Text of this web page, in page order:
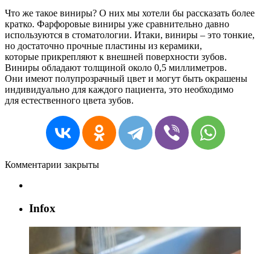
Что же такое виниры? О них мы хотели бы рассказать более
кратко. Фарфоровые виниры уже сравнительно давно
используются в стоматологии. Итаки, виниры – это тонкие,
но достаточно прочные пластины из керамики,
которые прикрепляют к внешней поверхности зубов.
Виниры обладают толщиной около 0,5 миллиметров.
Они имеют полупрозрачный цвет и могут быть окрашены
индивидуально для каждого пациента, это необходимо
для естественного цвета зубов.
Комментарии закрыты
Infox